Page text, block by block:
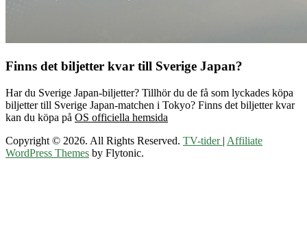
Finns det biljetter kvar till Sverige Japan?
Har du Sverige Japan-biljetter? Tillhör du de få som lyckades köpa
biljetter till Sverige Japan-matchen i Tokyo? Finns det biljetter kvar
kan du köpa på OS officiella hemsida
Copyright © 2026. All Rights Reserved. TV-tider | Affiliate
WordPress Themes by Flytonic.